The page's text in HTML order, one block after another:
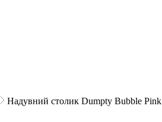
Надувний столик Dumpty Bubble Pink